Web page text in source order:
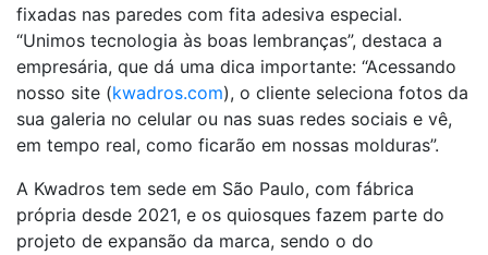
fixadas nas paredes com fita adesiva especial.
“Unimos tecnologia às boas lembranças”, destaca a
empresária, que dá uma dica importante: “Acessando
nosso site (kwadros.com), o cliente seleciona fotos da
sua galeria no celular ou nas suas redes sociais e vê,
em tempo real, como ficarão em nossas molduras”.
A Kwadros tem sede em São Paulo, com fábrica
própria desde 2021, e os quiosques fazem parte do
projeto de expansão da marca, sendo o do